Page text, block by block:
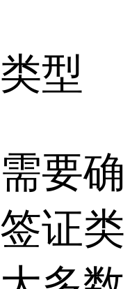
型
要确
证类